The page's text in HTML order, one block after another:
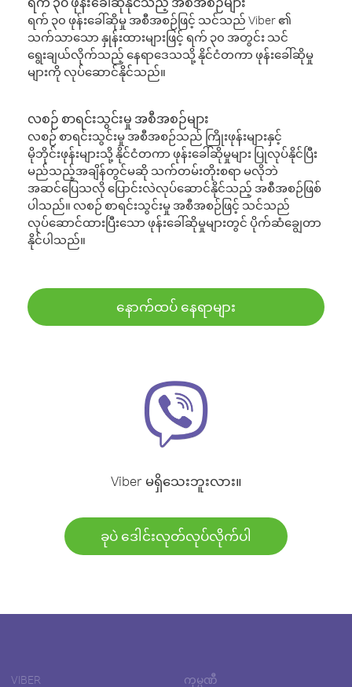
ရက် ၃၀ ဖုန်းခေါ်ဆိုမှု အစီအစဉ်ဖြင့် သင်သည် Viber ၏
သက်သာသော နှုန်းထားများဖြင့် ရက် ၃၀ အတွင်း သင်
ရွေးချယ်လိုက်သည့် နေရာဒေသသို့ နိုင်ငံတကာ ဖုန်းခေါ်ဆိုမှု
များကို လုပ်ဆောင်နိုင်သည်။
လစဉ် စာရင်းသွင်းမှု အစီအစဉ်များ
လစဉ် စာရင်းသွင်းမှု အစီအစဉ်သည် ကြိုးဖုန်းများနှင့်
မိုဘိုင်းဖုန်းများသို့ နိုင်ငံတကာ ဖုန်းခေါ်ဆိုမှုများ ပြုလုပ်နိုင်ပြီး
မည်သည့်အချိန်တွင်မဆို သက်တမ်းတိုးစရာ မလိုဘဲ
အဆင်ပြေသလို ပြောင်းလဲလုပ်ဆောင်နိုင်သည့် အစီအစဉ်ဖြစ်
ပါသည်။ လစဉ် စာရင်းသွင်းမှု အစီအစဉ်ဖြင့် သင်သည်
လုပ်ဆောင်ထားပြီးသော ဖုန်းခေါ်ဆိုမှုများတွင် ပိုက်ဆံချွေတာ
နိုင်ပါသည်။
နောက်ထပ် နေရာများ
Viber မရှိသေးဘူးလား။
ခုပဲ ဒေါင်းလုတ်လုပ်လိုက်ပါ
VIBER ကုမ္ပဏီ